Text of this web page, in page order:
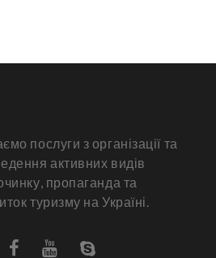
послуги з організації та
активних видів
пропаганда та
туризму на Україні.